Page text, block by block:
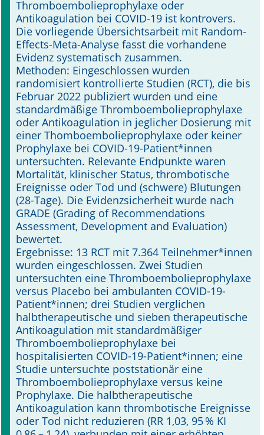
Bestell-Service
Stellenmarkt
Kongresskalender
Thromboembolieprophylaxe oder
Antikoagulation bei COVID-19 ist kontrovers.
Die vorliegende Übersichtsarbeit mit Random-
Effects-Meta-Analyse fasst die vorhandene
Evidenz systematisch zusammen.
Methoden: Eingeschlossen wurden
randomisiert kontrollierte Studien (RCT), die bis
Februar 2022 publiziert wurden und eine
standardmäßige Thromboembolieprophylaxe
oder Antikoagulation in jeglicher Dosierung mit
einer Thomboembolieprophylaxe oder keiner
Prophylaxe bei COVID-19-Patient*innen
untersuchten. Relevante Endpunkte waren
Mortalität, klinischer Status, thrombotische
Ereignisse oder Tod und (schwere) Blutungen
(28-Tage). Die Evidenzsicherheit wurde nach
GRADE (Grading of Recommendations
Assessment, Development and Evaluation)
bewertet.
Ergebnisse: 13 RCT mit 7.364 Teilnehmer*innen
wurden eingeschlossen. Zwei Studien
untersuchten eine Thromboembolieprophylaxe
versus Placebo bei ambulanten COVID-19-
Patient*innen; drei Studien verglichen
halbtherapeutische und sieben therapeutische
Antikoagulation mit standardmäßiger
Thromboembolieprophylaxe bei
hospitalisierten COVID-19-Patient*innen; eine
Studie untersuchte poststationär eine
Thromboembolieprophylaxe versus keine
Prophylaxe. Die halbtherapeutische
Antikoagulation kann thrombotische Ereignisse
oder Tod nicht reduzieren (RR 1,03, 95 % KI